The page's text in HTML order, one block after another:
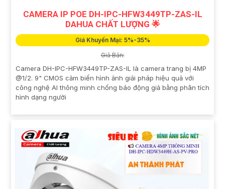
CAMERA IP POE DH-IPC-HFW3449TP-ZAS-IL
DAHUA CHẤT LƯỢNG 🌟
Giá Khuyến Mại: 5%-35%
Giá Bán:
Camera DH-IPC-HFW3449TP-ZAS-IL là camera trang bị 4MP
@1/2. 9" CMOS cảm biến hình ảnh giải pháp hiệu quả với
công nghệ AI thông minh chống báo động giả bằng phân tích
hình dạng người